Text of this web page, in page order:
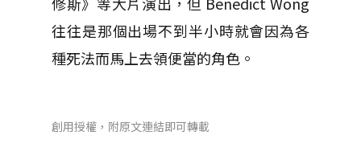
往往是那個出場不到半小時就會因為各
種死法而馬上去領便當的角色。
創用授權，附原文連結即可轉載